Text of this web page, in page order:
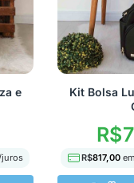
e
Kit Bolsa
R$
R$817,00